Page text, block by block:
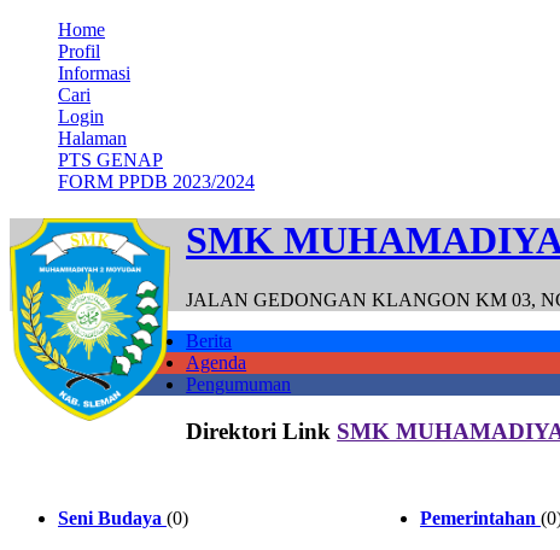
Home
Profil
Informasi
Cari
Login
Halaman
PTS GENAP
FORM PPDB 2023/2024
SMK
JALAN GEDONGAN KLANGON KM 03,
Berita
Agenda
Pengumuman
Direktori Link SMK
Pemerintahan
Seni Budaya (0)